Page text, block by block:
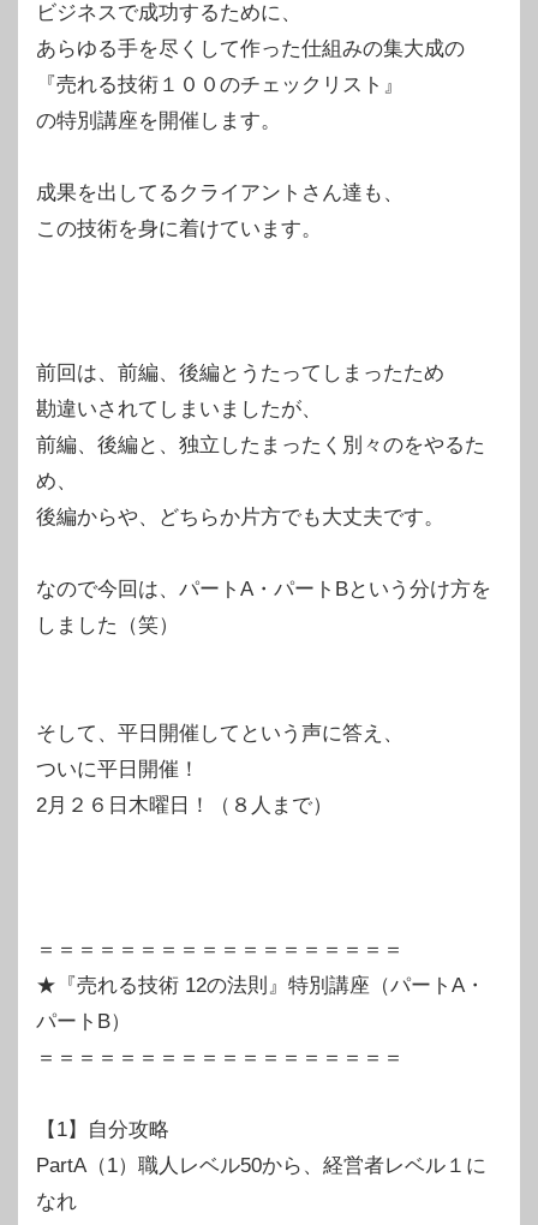
ビジネスで成功するために、
あらゆる手を尽くして作った仕組みの集大成の
『売れる技術１００のチェックリスト』
の特別講座を開催します。
成果を出してるクライアントさん達も、
この技術を身に着けています。
前回は、前編、後編とうたってしまったため
勘違いされてしまいましたが、
前編、後編と、独立したまったく別々のをやるた
め、
後編からや、どちらか片方でも大丈夫です。
なので今回は、パートA・パートBという分け方を
しました（笑）
そして、平日開催してという声に答え、
ついに平日開催！
2月２６日木曜日！（８人まで）
＝＝＝＝＝＝＝＝＝＝＝＝＝＝＝＝＝＝
★『売れる技術 12の法則』特別講座（パートA・
パートB）
＝＝＝＝＝＝＝＝＝＝＝＝＝＝＝＝＝＝
【1】自分攻略
PartA（1）職人レベル50から、経営者レベル１に
なれ